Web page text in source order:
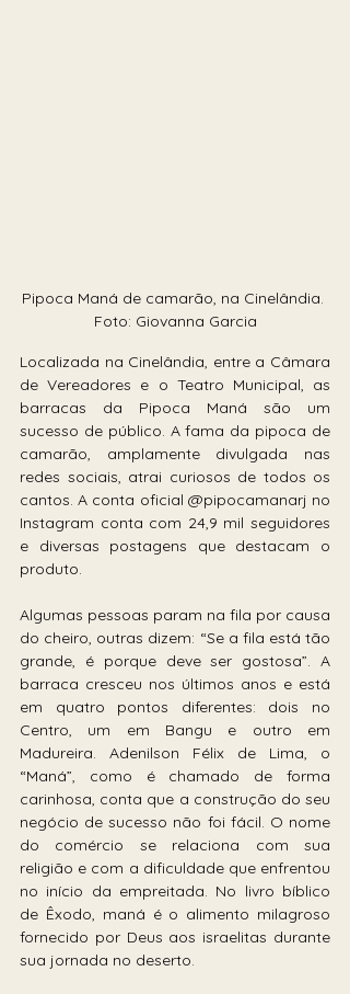
Pipoca Maná de camarão, na Cinelândia.
Foto: Giovanna Garcia
Localizada na Cinelândia, entre a Câmara
de Vereadores e o Teatro Municipal, as
barracas da Pipoca Maná são um
sucesso de público. A fama da pipoca de
camarão, amplamente divulgada nas
redes sociais, atrai curiosos de todos os
cantos. A conta oficial @pipocamanarj no
Instagram conta com 24,9 mil seguidores
e diversas postagens que destacam o
produto.
Algumas pessoas param na fila por causa
do cheiro, outras dizem: “Se a fila está tão
grande, é porque deve ser gostosa”. A
barraca cresceu nos últimos anos e está
em quatro pontos diferentes: dois no
Centro, um em Bangu e outro em
Madureira. Adenilson Félix de Lima, o
“Maná”, como é chamado de forma
carinhosa, conta que a construção do seu
negócio de sucesso não foi fácil. O nome
do comércio se relaciona com sua
religião e com a dificuldade que enfrentou
no início da empreitada. No livro bíblico
de Êxodo, maná é o alimento milagroso
fornecido por Deus aos israelitas durante
sua jornada no deserto.